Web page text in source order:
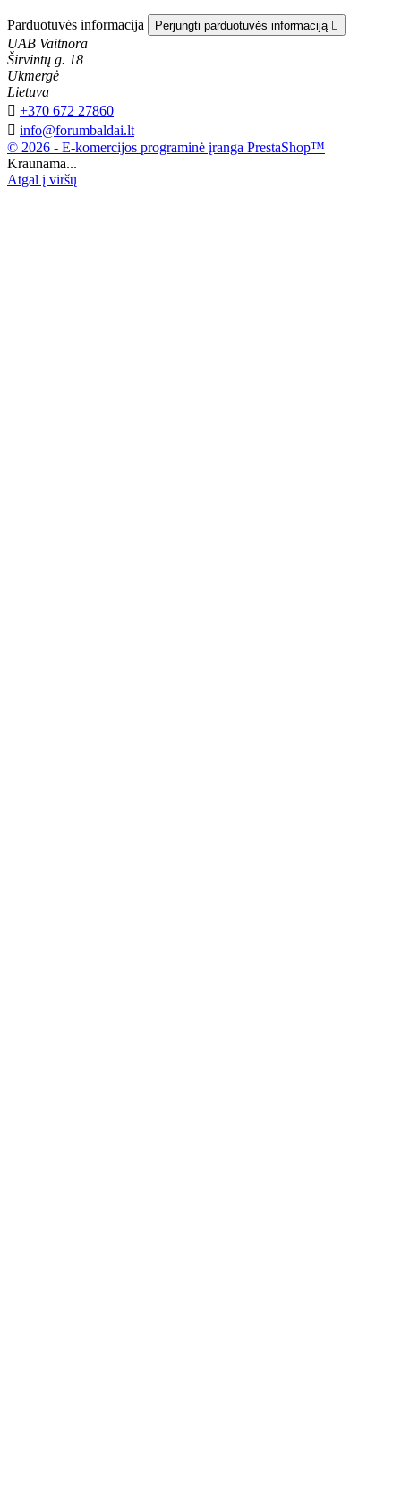
Parduotuvės informacija Perjungti parduotuvės informaciją 
UAB Vaitnora
Širvintų g. 18
Ukmergė
Lietuva
 +370 672 27860
 info@forumbaldai.lt
© 2026 - E-komercijos programinė įranga PrestaShop™
Kraunama...
Atgal į viršų